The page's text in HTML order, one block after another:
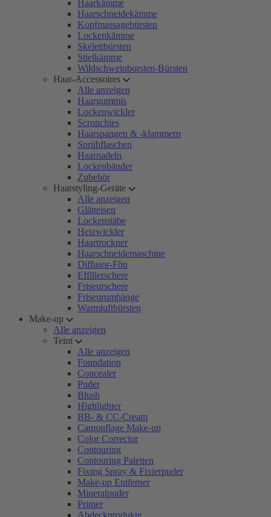
Haarkämme
Haarschneidekämme
Kopfmassagebürsten
Lockenkämme
Skelettbürsten
Stielkämme
Wildschweinborsten-Bürsten
Haar-Accessoires
Alle anzeigen
Haargummis
Lockenwickler
Scrunchies
Haarspangen & -klammern
Sprühflaschen
Haarnadeln
Lockenbänder
Zubehör
Haarstyling-Geräte
Alle anzeigen
Glätteisen
Lockenstäbe
Heizwickler
Haartrockner
Haarschneidemaschine
Diffusor-Fön
Effilierschere
Friseurschere
Friseurumhänge
Warmluftbürsten
Make-up
Alle anzeigen
Teint
Alle anzeigen
Foundation
Concealer
Puder
Blush
Highlighter
BB- & CC-Cream
Camouflage Make-up
Color Corrector
Contouring
Contouring Paletten
Fixing Spray & Fixierpuder
Make-up Entferner
Mineralpuder
Primer
Abdeckprodukte